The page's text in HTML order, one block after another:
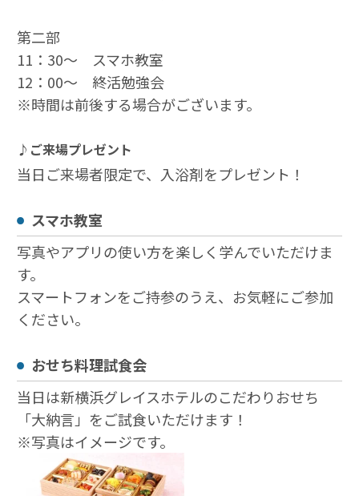
第二部
11：30～ スマホ教室
12：00～ 終活勉強会
※時間は前後する場合がございます。
♪ご来場プレゼント
当日ご来場者限定で、入浴剤をプレゼント！
スマホ教室
写真やアプリの使い方を楽しく学んでいただけま
す。
スマートフォンをご持参のうえ、お気軽にご参加
ください。
おせち料理試食会
当日は新横浜グレイスホテルのこだわりおせち
「大納言」をご試食いただけます！
※写真はイメージです。